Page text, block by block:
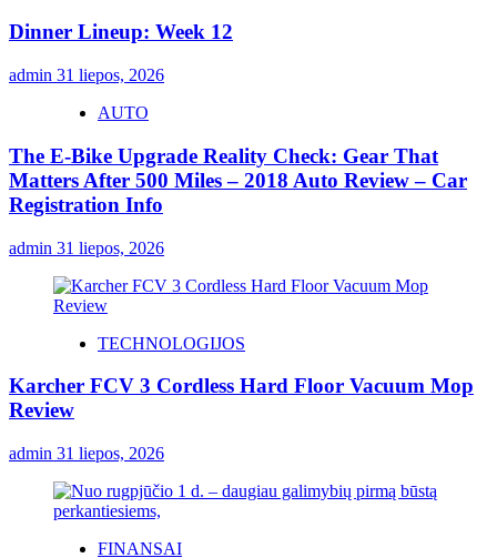
Dinner Lineup: Week 12
admin 31 liepos, 2026
AUTO
The E-Bike Upgrade Reality Check: Gear That
Matters After 500 Miles – 2018 Auto Review – Car
Registration Info
admin 31 liepos, 2026
TECHNOLOGIJOS
Karcher FCV 3 Cordless Hard Floor Vacuum Mop
Review
admin 31 liepos, 2026
FINANSAI